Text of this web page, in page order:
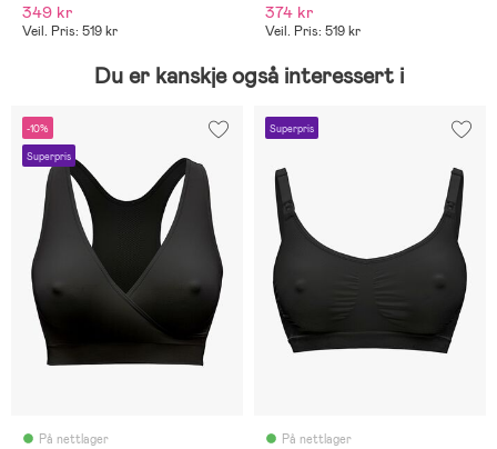
349 kr
Veil. Pris: 519 kr
374 kr
Veil. Pris: 519 kr
Du er kanskje også interessert i
-10%
Superpris
På nettlager
Superpris
På nettlager